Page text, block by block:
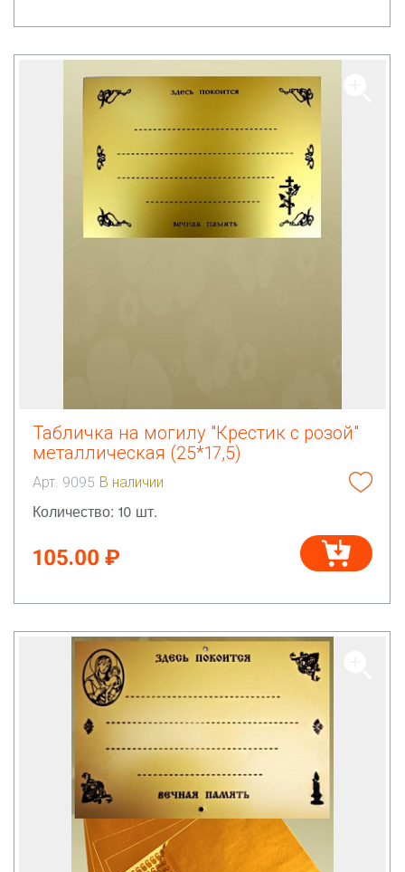
Табличка на могилу "Крестик с розой"
металлическая (25*17,5)
Арт. 9095 В наличии
Количество: 10 шт.
105.00 ₽